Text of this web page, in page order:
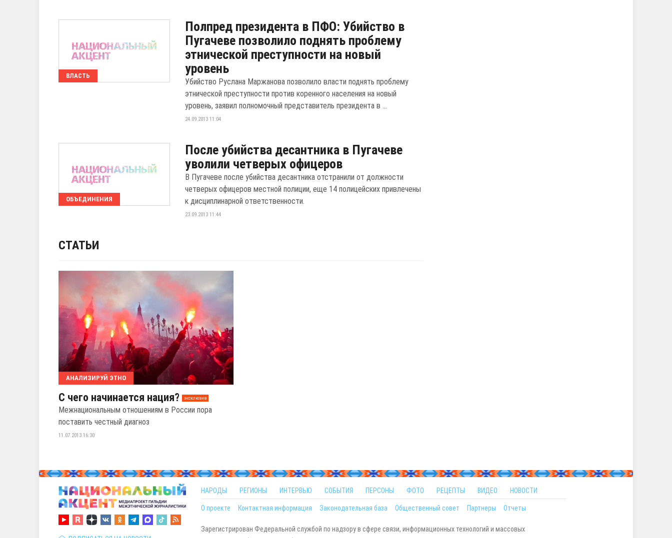
ВЛАСТЬ
Полпред президента в ПФО: Убийство в
Пугачеве позволило поднять проблему
этнической преступности на новый
уровень
Убийство Руслана Маржанова позволило власти поднять проблему
этнической преступности против коренного населения на новый
уровень, заявил полномочный представитель президента в ...
24.09.2013 11:04
ОБЪЕДИНЕНИЯ
После убийства десантника в Пугачеве
уволили четверых офицеров
В Пугачеве после убийства десантника отстранили от должности
четверых офицеров местной полиции, еще 14 полицейских привлечены
к дисциплинарной ответственности.
23.09.2013 11:44
СТАТЬИ
АНАЛИЗИРУЙ ЭТНО
С чего начинается нация? эксклюзив
Межнациональным отношениям в России пора
поставить честный диагноз
11.07.2013 16:30
НАРОДЫ РЕГИОНЫ ИНТЕРВЬЮ СОБЫТИЯ ПЕРСОНЫ ФОТО РЕЦЕПТЫ ВИДЕО НОВОСТИ
О проекте Контактная информация Законодательная база Общественный совет Партнеры Отчеты
Зарегистрирован Федеральной службой по надзору в сфере связи, информационных технологий и массовых